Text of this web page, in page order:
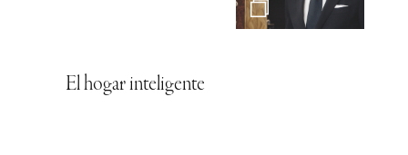
El hogar inteligente